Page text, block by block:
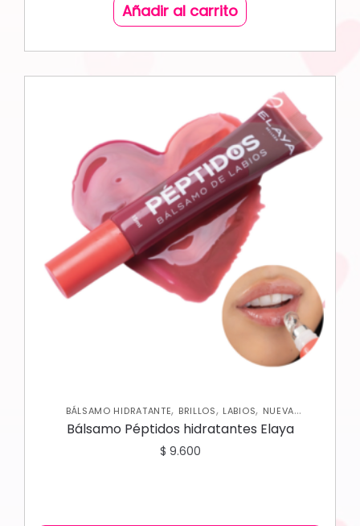
Añadir al carrito
BÁLSAMO HIDRATANTE, BRILLOS, LABIOS, NUEVA
COLECCIÓN
Bálsamo Péptidos hidratantes Elaya
$ 9.600